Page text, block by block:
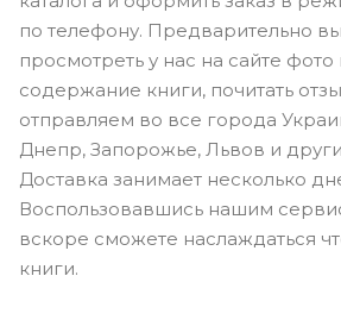
по телефону. Предварительно
просмотреть у нас на сайте фото
содержание книги, почитать
отправляем во все города
Днепр, Запорожье, Львов и
Доставка занимает несколько
Воспользовавшись нашим
вскоре сможете наслаждаться
книги.